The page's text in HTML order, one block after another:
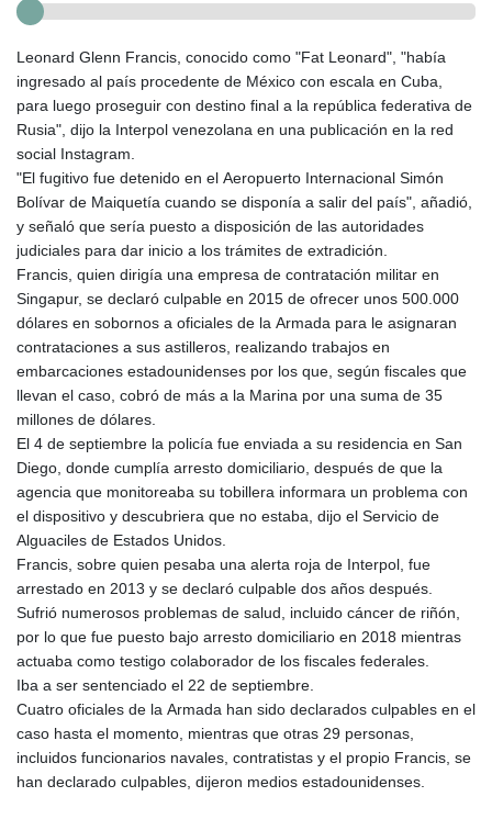
Leonard Glenn Francis, conocido como "Fat Leonard", "había
ingresado al país procedente de México con escala en Cuba,
para luego proseguir con destino final a la república federativa de
Rusia", dijo la Interpol venezolana en una publicación en la red
social Instagram.
"El fugitivo fue detenido en el Aeropuerto Internacional Simón
Bolívar de Maiquetía cuando se disponía a salir del país", añadió,
y señaló que sería puesto a disposición de las autoridades
judiciales para dar inicio a los trámites de extradición.
Francis, quien dirigía una empresa de contratación militar en
Singapur, se declaró culpable en 2015 de ofrecer unos 500.000
dólares en sobornos a oficiales de la Armada para le asignaran
contrataciones a sus astilleros, realizando trabajos en
embarcaciones estadounidenses por los que, según fiscales que
llevan el caso, cobró de más a la Marina por una suma de 35
millones de dólares.
El 4 de septiembre la policía fue enviada a su residencia en San
Diego, donde cumplía arresto domiciliario, después de que la
agencia que monitoreaba su tobillera informara un problema con
el dispositivo y descubriera que no estaba, dijo el Servicio de
Alguaciles de Estados Unidos.
Francis, sobre quien pesaba una alerta roja de Interpol, fue
arrestado en 2013 y se declaró culpable dos años después.
Sufrió numerosos problemas de salud, incluido cáncer de riñón,
por lo que fue puesto bajo arresto domiciliario en 2018 mientras
actuaba como testigo colaborador de los fiscales federales.
Iba a ser sentenciado el 22 de septiembre.
Cuatro oficiales de la Armada han sido declarados culpables en el
caso hasta el momento, mientras que otras 29 personas,
incluidos funcionarios navales, contratistas y el propio Francis, se
han declarado culpables, dijeron medios estadounidenses.